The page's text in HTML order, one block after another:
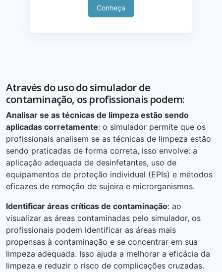
Conheça
Através do uso do simulador de
contaminação, os profissionais podem:
Analisar se as técnicas de limpeza estão sendo
aplicadas corretamente: o simulador permite que os
profissionais analisem se as técnicas de limpeza estão
sendo praticadas de forma correta, isso envolve: a
aplicação adequada de desinfetantes, uso de
equipamentos de proteção individual (EPIs) e métodos
eficazes de remoção de sujeira e microrganismos.
Identificar áreas críticas de contaminação: ao
visualizar as áreas contaminadas pelo simulador, os
profissionais podem identificar as áreas mais
propensas à contaminação e se concentrar em sua
limpeza adequada. Isso ajuda a melhorar a eficácia da
limpeza e reduzir o risco de complicações cruzadas.